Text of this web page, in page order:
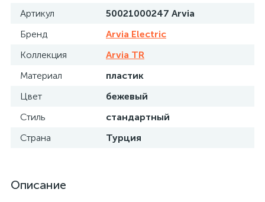
Артикул
50021000247 Arvia
Бренд
Arvia Electric
Коллекция
Arvia TR
Материал
пластик
Цвет
бежевый
Стиль
стандартный
Страна
Турция
Описание